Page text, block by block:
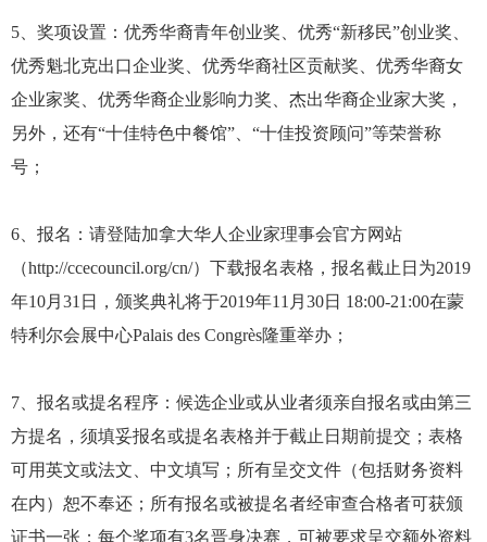
5、奖项设置：优秀华裔青年创业奖、优秀“新移民”创业奖、
优秀魁北克出口企业奖、优秀华裔社区贡献奖、优秀华裔女
企业家奖、优秀华裔企业影响力奖、杰出华裔企业家大奖，
另外，还有“十佳特色中餐馆”、“十佳投资顾问”等荣誉称
号；
6、报名：请登陆加拿大华人企业家理事会官方网站
（http://ccecouncil.org/cn/）下载报名表格，报名截止日为2019
年10月31日，颁奖典礼将于2019年11月30日 18:00-21:00在蒙
特利尔会展中心Palais des Congrès隆重举办；
7、报名或提名程序：候选企业或从业者须亲自报名或由第三
方提名，须填妥报名或提名表格并于截止日期前提交；表格
可用英文或法文、中文填写；所有呈交文件（包括财务资料
在内）恕不奉还；所有报名或被提名者经审查合格者可获颁
证书一张；每个奖项有3名晋身决赛，可被要求呈交额外资料